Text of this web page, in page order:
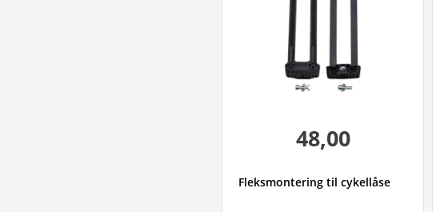
48,00
Fleksmontering til cykellåse